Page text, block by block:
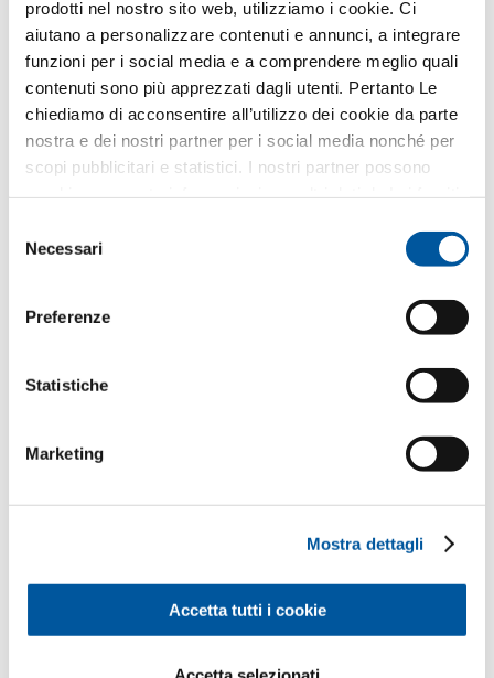
prodotti nel nostro sito web, utilizziamo i cookie. Ci
aiutano a personalizzare contenuti e annunci, a integrare
funzioni per i social media e a comprendere meglio quali
contenuti sono più apprezzati dagli utenti. Pertanto Le
chiediamo di acconsentire all’utilizzo dei cookie da parte
nostra e dei nostri partner per i social media nonché per
scopi pubblicitari e statistici. I nostri partner possono
delNecessari
Preferenze
Statistiche
Marketing
Mostra dettagli
Accetta tutti i cookie
questo scopo. Tutti i dettagli sul trattamento dei dati
sono descritti nella presenteinformativa privacy .
Quale argomento Le interessa?
Finestre
Porte d’ingresso
Pareti vetrate
Il Suo messaggio